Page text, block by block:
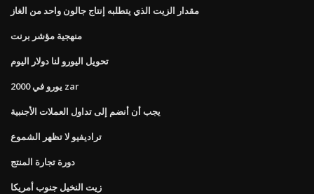
مقدار الزيت الذي يتطلبه إنتاج جالون واحد من الغاز
منهجية مؤشر برنت
تحويل اليورو لنا دولار اليوم
2000 يورو في zar
يجب أن أنضم إلى تداول العملات الأجنبية
تراديفيو لا تظهر الشموع
دورة تجارة المنتج
زيت النخيل جنوب أمريكا